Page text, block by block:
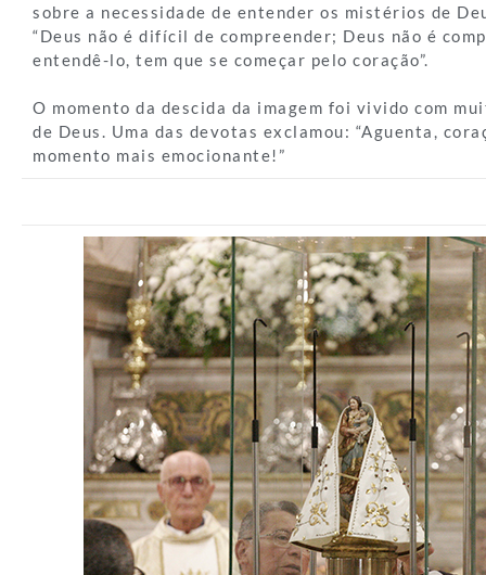
sobre a necessidade de entender os mistérios de
“Deus não é difícil de compreender; Deus não é
entendê-lo, tem que se começar pelo coração”.
O momento da descida da imagem foi vivido com
de Deus. Uma das devotas exclamou: “Aguenta,
momento mais emocionante!”